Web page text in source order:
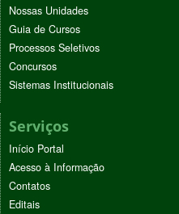
Nossas Unidades
Guia de Cursos
Processos Seletivos
Concursos
Sistemas Institucionais
Serviços
Início Portal
Acesso à Informação
Contatos
Editais